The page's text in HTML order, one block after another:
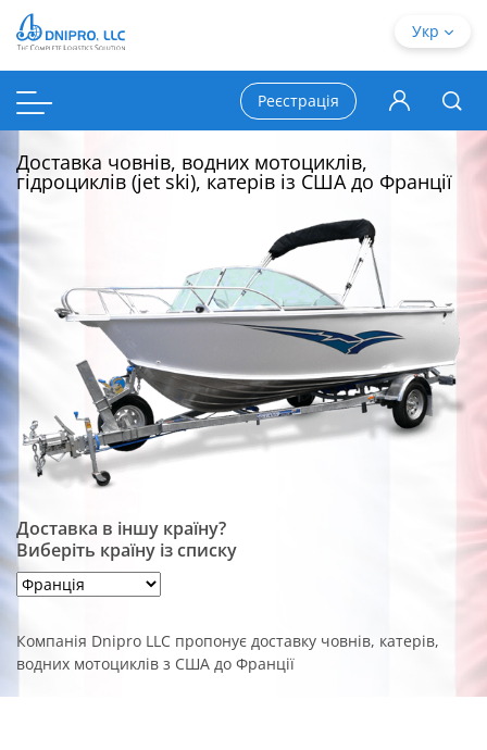
Доставка човнів, водних мотоциклів,
гідроциклів (jet ski), катерів із США до Франції
Доставка в іншу країну?
Виберіть країну із списку
Компанія Dnipro LLC пропонує доставку човнів, катерів,
водних мотоциклів з США до Франції
Укр
Реєстрація